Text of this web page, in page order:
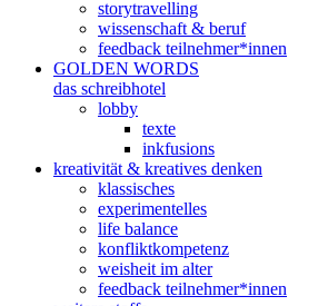
storytravelling
wissenschaft & beruf
feedback teilnehmer*innen
GOLDEN WORDS
das schreibhotel
lobby
texte
inkfusions
kreativität & kreatives denken
klassisches
experimentelles
life balance
konfliktkompetenz
weisheit im alter
feedback teilnehmer*innen